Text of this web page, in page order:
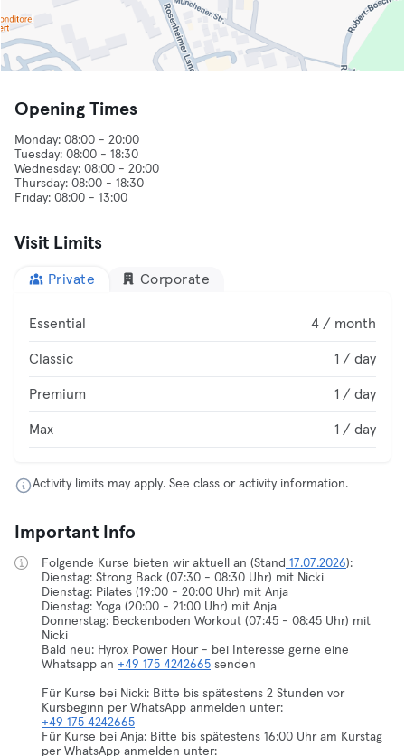
Opening Times
Monday: 08:00 - 20:00
Tuesday: 08:00 - 18:30
Wednesday: 08:00 - 20:00
Thursday: 08:00 - 18:30
Visit Limits
Private Corporate
Essential 4 / month
Classic 1 / day
Premium 1 / day
Max 1 / day
Activity limits may apply. See class or activity information.
Important Info
Folgende Kurse bieten wir aktuell an (Stand 17.07.2026):
Dienstag: Strong Back (07:30 - 08:30 Uhr) mit Nicki
Dienstag: Pilates (19:00 - 20:00 Uhr) mit Anja
Dienstag: Yoga (20:00 - 21:00 Uhr) mit Anja
Donnerstag: Beckenboden Workout (07:45 - 08:45 Uhr) mit
Nicki
Bald neu: Hyrox Power Hour - bei Interesse gerne eine
Whatsapp an +49 175 4242665 senden
Für Kurse bei Nicki: Bitte bis spätestens 2 Stunden vor
+49 175 4242665
Für Kurse bei Anja: Bitte bis spätestens 16:00 Uhr am Kurstag